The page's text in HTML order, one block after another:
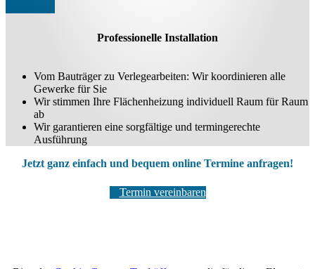
Professionelle Installation
Vom Bauträger zu Verlegearbeiten: Wir koordinieren alle
Gewerke für Sie
Wir stimmen Ihre Flächenheizung individuell Raum für Raum
ab
Wir garantieren eine sorgfältige und termingerechte
Ausführung
Jetzt ganz einfach und bequem online Termine anfragen!
Termin vereinbaren